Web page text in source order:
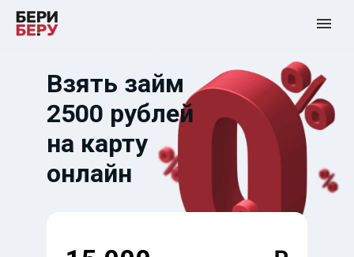
Взять займ
2500 рублей
на карту
онлайн